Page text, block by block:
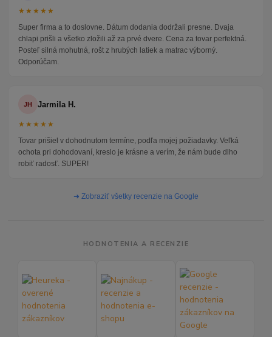
★★★★★
Super firma a to doslovne. Dátum dodania dodržali presne. Dvaja
chlapi prišli a všetko zložili až za prvé dvere. Cena za tovar perfektná.
Posteľ silná mohutná, rošt z hrubých latiek a matrac výborný.
Odporúčam.
JH Jarmila H.
★★★★★
Tovar prišiel v dohodnutom termíne, podľa mojej požiadavky. Veľká
ochota pri dohodovaní, kreslo je krásne a verím, že nám bude dlho
robiť radosť. SUPER!
➜ Zobraziť všetky recenzie na Google
HODNOTENIA A RECENZIE